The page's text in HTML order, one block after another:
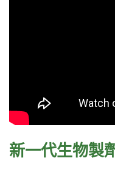
新一代生物製